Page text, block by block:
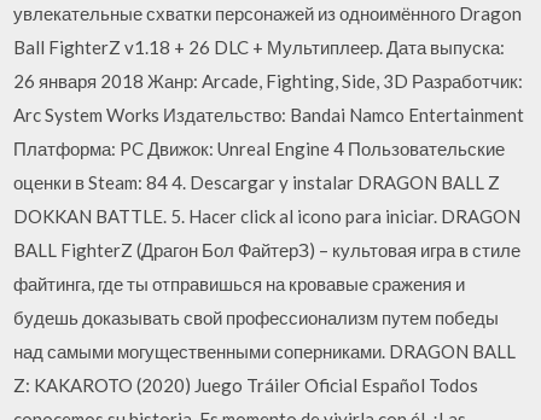
увлекательные схватки персонажей из одноимённого Dragon
Ball FighterZ v1.18 + 26 DLC + Мультиплеер. Дата выпуска:
26 января 2018 Жанр: Arcade, Fighting, Side, 3D Разработчик:
Arc System Works Издательство: Bandai Namco Entertainment
Платформа: PC Движок: Unreal Engine 4 Пользовательские
оценки в Steam: 84 4. Descargar y instalar DRAGON BALL Z
DOKKAN BATTLE. 5. Hacer click al icono para iniciar. DRAGON
BALL FighterZ (Драгон Бол ФайтерЗ) – культовая игра в стиле
файтинга, где ты отправишься на кровавые сражения и
будешь доказывать свой профессионализм путем победы
над самыми могущественными соперниками. DRAGON BALL
Z: KAKAROTO (2020) Juego Tráiler Oficial Español Todos